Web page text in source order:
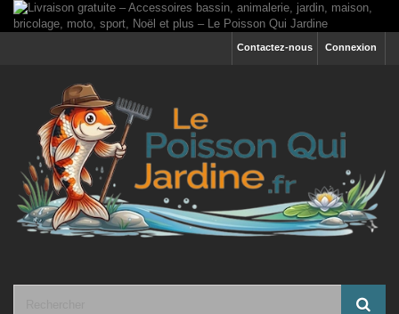
Connexion
Contactez-nous